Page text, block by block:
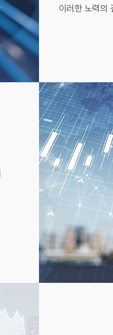
이러한 노력의